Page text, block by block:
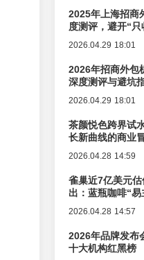
2025年上海招商
度测评，避开“
2026.04.29 18:01
2026年招商外包
深度测评与避坑
2026.04.29 18:01
茶颜悦色跨界试
长新曲线的商业
2026.04.28 14:59
雀巢近7亿美元
出：蓝瓶咖啡“
2026.04.28 14:57
2026年品牌发布
十大机构红黑榜